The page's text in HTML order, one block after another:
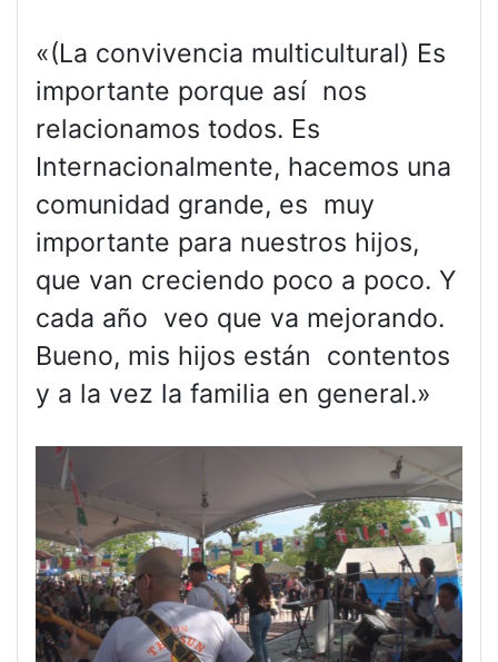
«(La convivencia multicultural) Es
importante porque así nos
relacionamos todos. Es
Internacionalmente, hacemos una
comunidad grande, es muy
importante para nuestros hijos,
que van creciendo poco a poco. Y
cada año veo que va mejorando.
Bueno, mis hijos están contentos
y a la vez la familia en general.»